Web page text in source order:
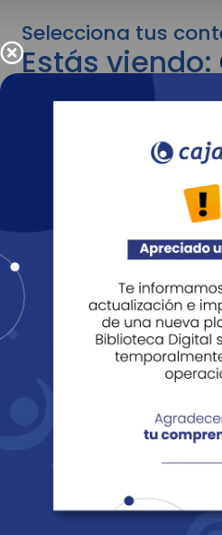
Selecciona tus
Estás viendo:
para
Para cambiar al
adelante recuerda utilizar
Revista Fácil Vivir
Sedes